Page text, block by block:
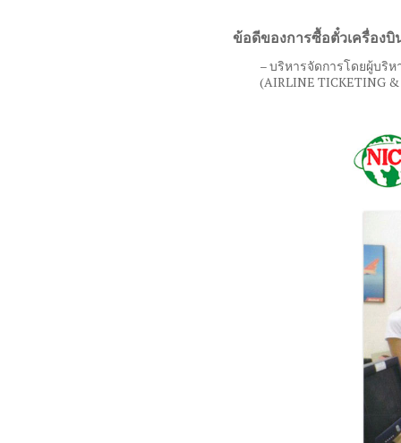
ข้อดีของการซื้อตั๋วเครื่องบิ
– บริหารจัดการโดยผู้บริ
(AIRLINE TICKETING &